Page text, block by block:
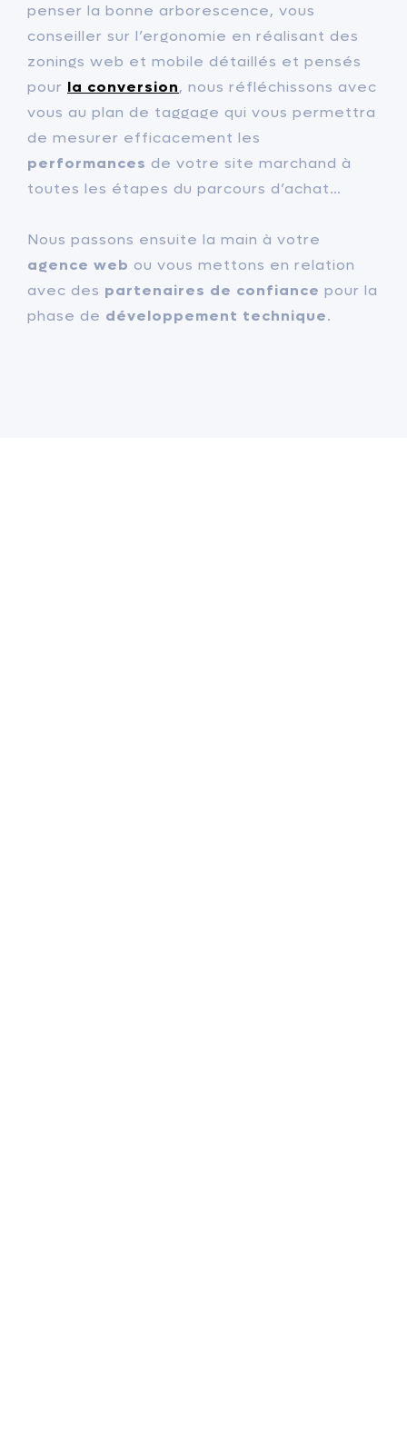
penser la bonne arborescence, vous
conseiller sur l’ergonomie en réalisant des
zonings web et mobile détaillés et pensés
pour la conversion, nous réfléchissons avec
vous au plan de taggage qui vous permettra
de mesurer efficacement les
performances de votre site marchand à
toutes les étapes du parcours d’achat…
Nous passons ensuite la main à votre
agence web ou vous mettons en relation
avec des partenaires de confiance pour la
phase de développement technique.